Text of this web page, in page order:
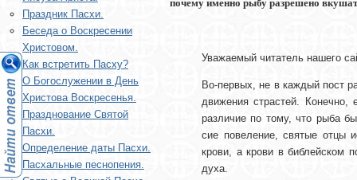
Праздник Пасхи.
Беседа о Воскресении
Христовом.
Как встретить Пасху?
О Богослужении в День
Христова Воскресенья.
Празднование Святой
Пасхи.
Определение даты Пасхи.
Пасхальные песнопения.
почему именно рыбу разрешено
Уважаемый читатель нашего
Во-первых, не в каждый пост
движения страстей.
различие по тому, что рыба
сие повеление, святые отцы
крови, а крови в библейском
духа.